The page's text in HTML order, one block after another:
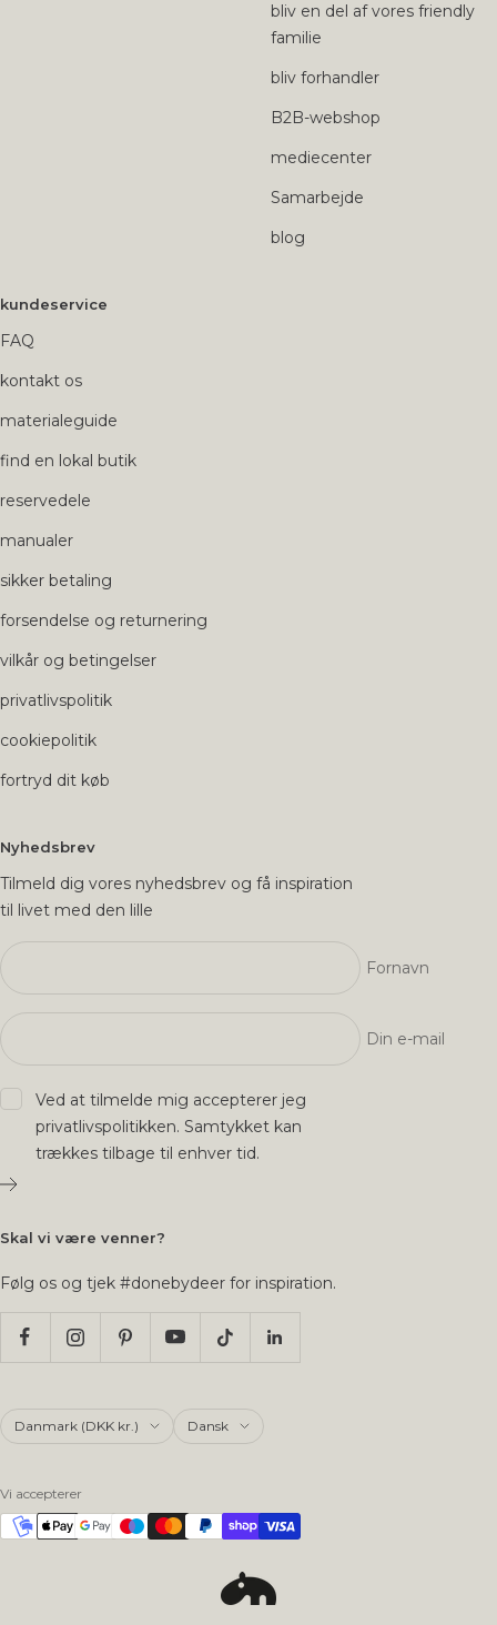
bliv en del af vores friendly
familie
bliv forhandler
B2B-webshop
mediecenter
Samarbejde
blog
kundeservice
FAQ
kontakt os
materialeguide
find en lokal butik
reservedele
manualer
sikker betaling
forsendelse og returnering
vilkår og betingelser
privatlivspolitik
cookiepolitik
fortryd dit køb
Nyhedsbrev
Tilmeld dig vores nyhedsbrev og få inspiration
til livet med den lille
Fornavn
Din e-mail
Ved at tilmelde mig accepterer jeg
privatlivspolitikken. Samtykket kan
trækkes tilbage til enhver tid.
Skal vi være venner?
Følg os og tjek #donebydeer for inspiration.
Land/region Danmark (DKK kr.) Sprog
Dansk
Vi accepterer